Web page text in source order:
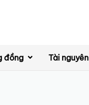
đồng Tài nguyên